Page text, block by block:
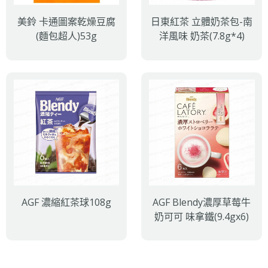
美鈴 卡通圖案乾燥豆腐
(麵包超人)53g
日東紅茶 立體奶茶包-南
洋風味 奶茶(7.8g*4)
AGF 濃縮紅茶球108g
AGF Blendy濃厚草莓牛
奶可可 味拿鐵(9.4gx6)